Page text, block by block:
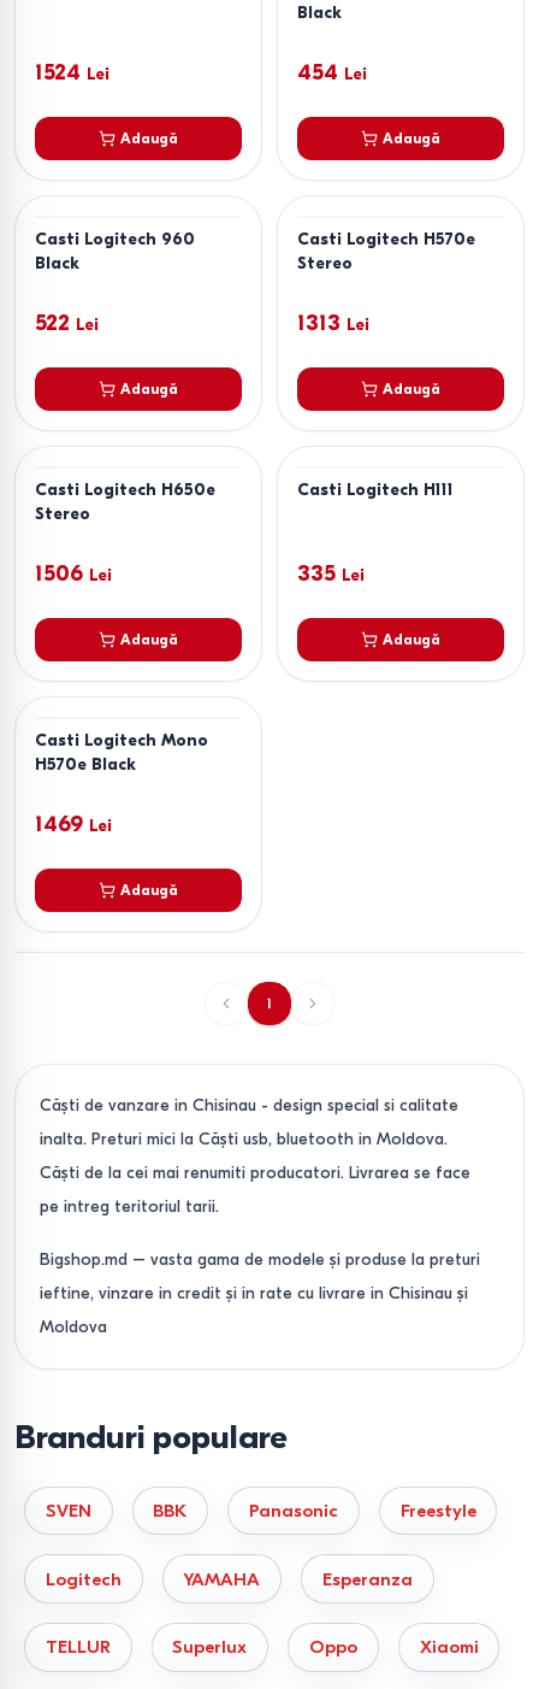
1524 Lei
Adaugă
Black
454 Lei
Adaugă
Casti Logitech 960
Black
522 Lei
Adaugă
Casti Logitech H570e
Stereo
1313 Lei
Adaugă
Casti Logitech H650e
Stereo
1506 Lei
Adaugă
Casti Logitech H111
335 Lei
Adaugă
Casti Logitech Mono
H570e Black
1469 Lei
Adaugă
1
Căşti de vanzare in Chisinau - design special si calitate
inalta. Preturi mici la Căşti usb, bluetooth in Moldova.
Căşti de la cei mai renumiti producatori. Livrarea se face
pe intreg teritoriul tarii.
Bigshop.md – vasta gama de modele și produse la preturi
ieftine, vinzare in credit și in rate cu livrare in Chisinau și
Moldova
Branduri populare
SVEN BBK Panasonic Freestyle
Logitech YAMAHA Esperanza
TELLUR Superlux Oppo Xiaomi